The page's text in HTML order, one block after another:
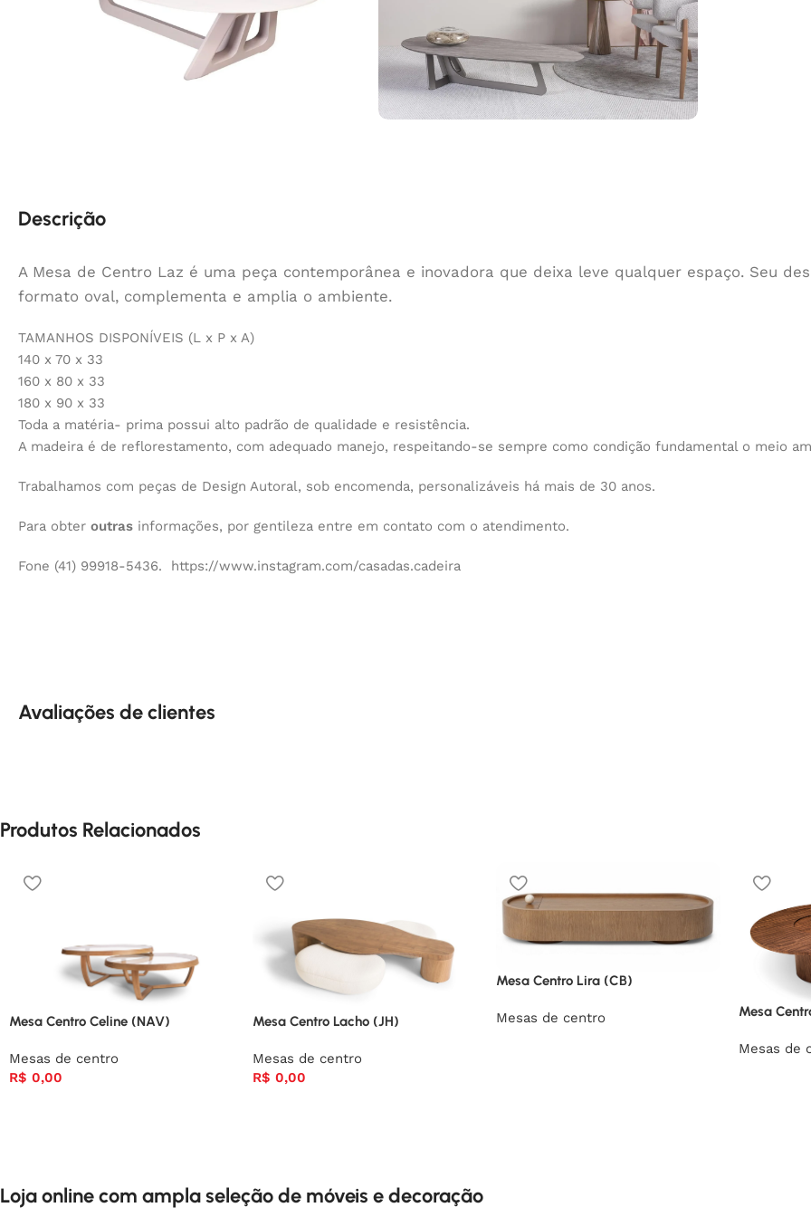
Descrição
A Mesa de Centro Laz é uma peça contemporânea e inovadora que deixa leve qualquer espaço. Seu
formato oval, complementa e amplia o ambiente.
TAMANHOS DISPONÍVEIS (L x P x A)
140 x 70 x 33
160 x 80 x 33
180 x 90 x 33
Toda a matéria- prima possui alto padrão de qualidade e resistência.
A madeira é de reflorestamento, com adequado manejo, respeitando-se sempre como condição fundamental o meio
Trabalhamos com peças de Design Autoral, sob encomenda, personalizáveis há mais de 30 anos.
Para obter outras informações, por gentileza entre em contato com o atendimento.
Fone (41) 99918-5436. https://www.instagram.com/casadas.cadeira
Avaliações de clientes
Produtos Relacionados
Mesa Centro Celine (NAV)
Mesas de centro
R$ 0,00
Mesa Centro Lacho (JH)
Mesas de centro
R$ 0,00
Mesa Centro Lira (CB)
Mesas de centro Mesa
Mesas de
Loja online com ampla seleção de móveis e decoração